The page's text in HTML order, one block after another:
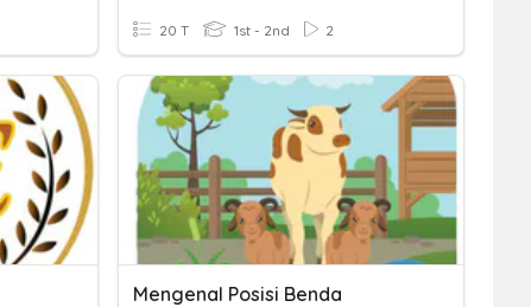
20 T 1st - 2nd 2
Mengenal Posisi Benda